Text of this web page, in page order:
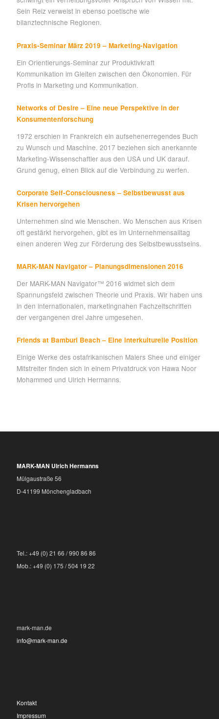
Sein Reiz verweist in ebenso poetische wie
bilanztechnische Regionen.
Praxis-Seminar März 2019 – Marketing-Navigation
Ein Orientierungs-Seminar zur Produktivkraft
Kommunikation im Gleiten zwischen den Ökonomien. Für
Profis in Marketing und Kommunikation.
Networks of Desire – Eine neue Perspektive in der
Konsumentenforschung
1972 erschien in Frankreich ein aufsehenerregendes Buch
zu Wunsch und Maschine. 2017 beziehen sich anerkannte
Marketing-Wissenschaftler aus den USA und UK darauf.
Grund genug, einen Blick auf die Verbindung zu werfen.
Corporate Self-Consciousness – Selbstbewusst aus
Krisen hervorgehen
Unternehmen sind wie Menschen. Wo Menschen aus Krisen
oft gestärkt hervorgehen, gibt es im Unternehmensalltag
einen anderen Weg zur Förderung des Selbstbewusstseins.
MARK-MAN Navigator – Planungsdimensionen 2016
Der MARK-MAN Navigator™ 2016 widmet sich dem
Spannungsfeld zwischen Theorie und Praxis. Wir haben uns
in den internationalen, marketingnahen Fachzeitschriften
der vergangenen drei Jahre umgesehen.
Friends at Bamburi Beach – Eine interkulturelle Position
Einige Werke des ostafrikanischen Malers Shee und einiger
Mitstreiter finden sich in einem Privatdruck von Hawa Noor
Mohammed und Ulrich Hermanns.
MARK-MAN Ulrich Hermanns
Mülgaustraße 56
D-41199 Mönchengladbach
Tel.: +49 (0) 21 66 / 990 86 86
Mob.: +49 (0) 175 / 504 19 22
mark-man.de
info@mark-man.de
Kontakt
Impressum